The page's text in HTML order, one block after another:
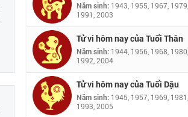
Năm sinh: 1943, 1955, 1967, 1979,
1991, 2003
Tử vi hôm nay của Tuổi Thân
Năm sinh: 1944, 1956, 1968, 1980,
1992, 2004
Tử vi hôm nay của Tuổi Dậu
Năm sinh: 1945, 1957, 1969, 1981,
1993, 2005